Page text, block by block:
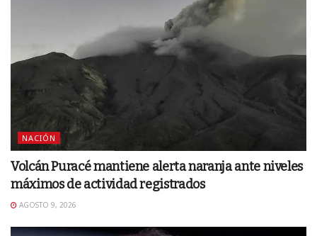
NACIÓN
Volcán Puracé mantiene alerta naranja ante niveles
máximos de actividad registrados
AGOSTO 9, 2026